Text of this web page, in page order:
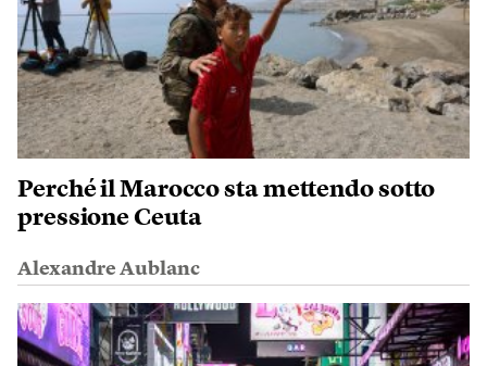
Perché il Marocco sta mettendo sotto
pressione Ceuta
Alexandre Aublanc